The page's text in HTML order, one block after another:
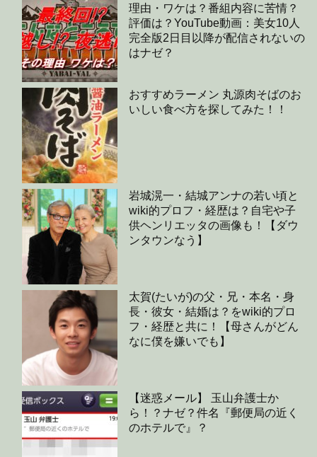
理由・ワケは？番組内容に苦情？
評価は？YouTube動画：美女10人
完全版2日目以降が配信されないの
はナゼ？
おすすめラーメン 丸源肉そばのお
いしい食べ方を探してみた！！
岩城滉一・結城アンナの若い頃と
wiki的プロフ・経歴は？自宅や子
供ヘンリエッタの画像も！【ダウ
ンタウンなう】
太賀(たいが)の父・兄・本名・身
長・彼女・結婚は？をwiki的プロ
フ・経歴と共に！【母さんがどん
なに僕を嫌いでも】
【迷惑メール】 玉山弁護士か
ら！？ナゼ？件名『郵便局の近く
のホテルで』？